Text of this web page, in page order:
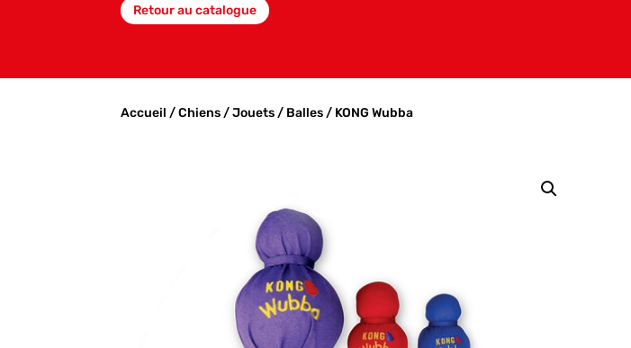
Retour au catalogue
Accueil /Chiens/Jouets/ Balles/ KONG Wubba